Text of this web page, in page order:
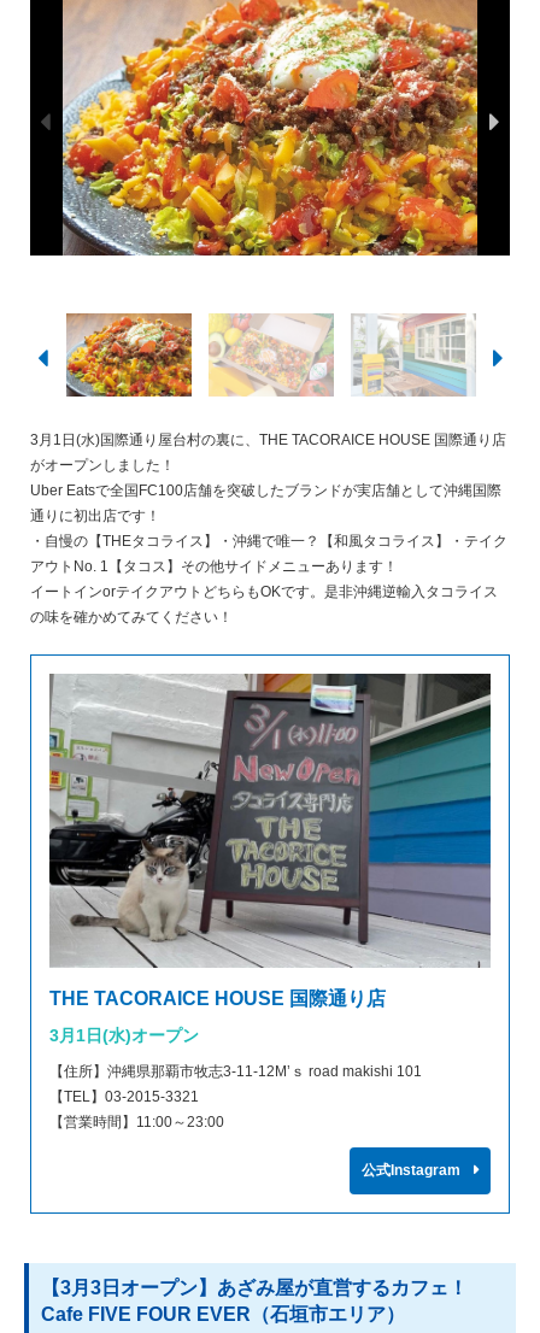
3月1日(水)国際通り屋台村の裏に、THE TACORAICE HOUSE 国際通り店
がオープンしました！
Uber Eatsで全国FC100店舗を突破したブランドが実店舗として沖縄国際
通りに初出店です！
・自慢の【THEタコライス】・沖縄で唯一？【和風タコライス】・テイク
アウトNo. 1【タコス】その他サイドメニューあります！
イートインorテイクアウトどちらもOKです。是非沖縄逆輸入タコライス
の味を確かめてみてください！
THE TACORAICE HOUSE 国際通り店
3月1日(水)オープン
【住所】沖縄県那覇市牧志3-11-12M’ｓ road makishi 101
【TEL】03-2015-3321
【営業時間】11:00～23:00
公式Instagram
【3月3日オープン】あざみ屋が直営するカフェ！
Cafe FIVE FOUR EVER（石垣市エリア）